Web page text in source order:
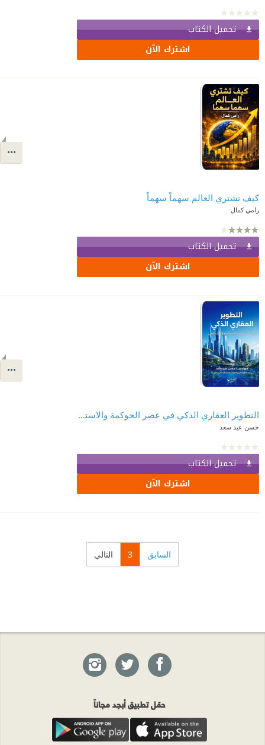
تحميل الكتاب
اشترك الآن
كيف تشتري العالم سهماً سهماً
رامي كمال
تحميل الكتاب
اشترك الآن
التطوير العقاري الذكي في عصر الحوكمة والاستدامة والتحول الرقمي
حسن عيد سعد
تحميل الكتاب
اشترك الآن
السابق 3 التالي
حمّل تطبيق أبجد مجاناً